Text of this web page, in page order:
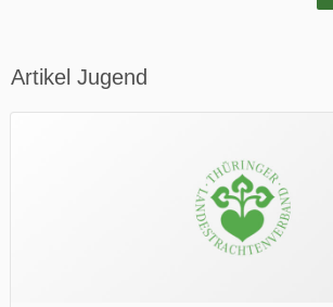
Artikel Jugend